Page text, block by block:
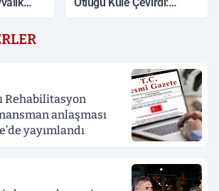
Rehabilitasyon
anlaşması
yayımlandı